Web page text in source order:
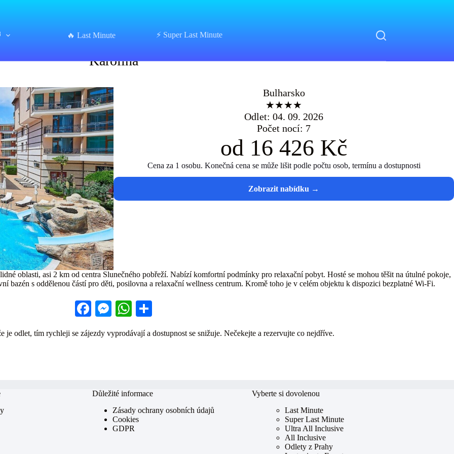
🔥 Last Minute ⚡ Super Last Minute
Karolina
Karolina
Bulharsko
★★★★
Odlet: 04. 09. 2026
Počet nocí: 7
od 16 426 Kč
Cena za 1 osobu. Konečná cena se může lišit podle počtu osob, termínu a dostupnosti
oblasti, asi 2 km od centra Slunečného pobřeží. Nabízí komfortní podmínky pro relaxační pobyt. Hosté se mohou těšit na útulné pokoje,
bazén s oddělenou částí pro děti, posilovna a relaxační wellness centrum. Kromě toho je v celém objektu k dispozici bezplatné Wi-Fi.
Fa
bo
M
se
W
ts re
odlet, tím rychleji se zájezdy vyprodávají a dostupnost se snižuje. Nečekejte a rezervujte co nejdříve.
Důležité informace
Zásady ochrany osobních údajů
Cookies
GDPR
Vyberte si dovolenou
Last Minute
Super Last Minute
Ultra All Inclusive
All Inclusive
Odlety z Prahy